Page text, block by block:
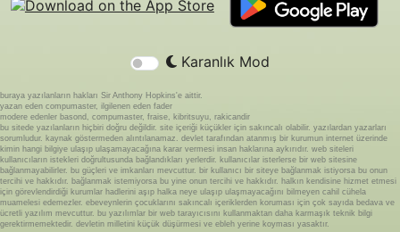
Karanlık Mod
buraya yazılanların hakları Sir Anthony Hopkins'e aittir.
yazan eden compumaster, ilgilenen eden fader
modere edenler basond, compumaster, fraise, kibritsuyu, rakicandir
bu sitede yazılanların hiçbiri doğru değildir. site içeriği küçükler için sakıncalı olabilir. yazılardan yazarları
sorumludur. kaynak göstermeden alıntılanamaz. devlet tarafından atanmış bir kurumun internet üzerinde
kimin hangi bilgiye ulaşıp ulaşamayacağına karar vermesi insan haklarına aykırıdır. web siteleri
kullanıcıların istekleri doğrultusunda bağlandıkları yerlerdir. kullanıcılar isterlerse bir web sitesine
bağlanmayabilirler. bu güçleri ve imkanları mevcuttur. bir kullanıcı bir siteye bağlanmak istiyorsa bu onun
tercihi ve hakkıdır. bağlanmak istemiyorsa bu yine onun tercihi ve hakkıdır. halkın kendisine hizmet etmesi
için görevlendirdiği kurumlar hadlerini aşıp halka neye ulaşıp ulaşmayacağını bilmeyen cahil cühela
muamelesi edemezler. ebeveynlerin çocuklarını sakıncalı içeriklerden koruması için çok sayıda bedava ve
ücretli yazılım mevcuttur. bu yazılımlar bir web tarayıcısını kullanmaktan daha karmaşık teknik bilgi
gerektirmemektedir. devletin milletini küçük düşürmesi ve ebleh yerine koyması yasaktır.